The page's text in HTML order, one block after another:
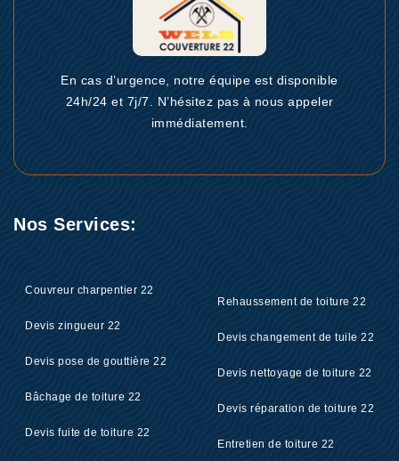
En cas d’urgence, notre équipe est disponible
24h/24 et 7j/7. N’hésitez pas à nous appeler
immédiatement.
Nos Services:
Couvreur charpentier 22
Devis zingueur 22
Devis pose de gouttière 22
Bâchage de toiture 22
Devis fuite de toiture 22
Rehaussement de toiture 22
Devis changement de tuile 22
Devis nettoyage de toiture 22
Devis réparation de toiture 22
Entretien de toiture 22